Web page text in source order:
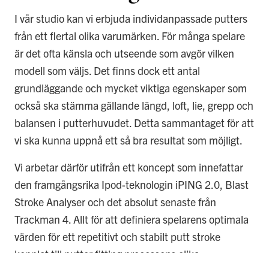
I vår studio kan vi erbjuda individanpassade putters
från ett flertal olika varumärken. För många spelare
är det ofta känsla och utseende som avgör vilken
modell som väljs. Det finns dock ett antal
grundläggande och mycket viktiga egenskaper som
också ska stämma gällande längd, loft, lie, grepp och
balansen i putterhuvudet. Detta sammantaget för att
vi ska kunna uppnå ett så bra resultat som möjligt.
Vi arbetar därför utifrån ett koncept som innefattar
den framgångsrika Ipod-teknologin iPING 2.0, Blast
Stroke Analyser och det absolut senaste från
Trackman 4. Allt för att definiera spelarens optimala
värden för ett repetitivt och stabilt putt stroke